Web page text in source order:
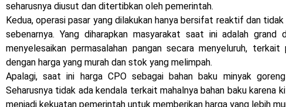
seharusnya diusut dan ditertibkan oleh pemerintah.
Kedua, operasi pasar yang dilakukan hanya bersifat reaktif dan
sebenarnya. Yang diharapkan masyarakat saat ini adalah grand
menyelesaikan permasalahan pangan secara menyeluruh,
dengan harga yang murah dan stok yang melimpah.
Apalagi, saat ini harga CPO sebagai bahan baku minyak
Seharusnya tidak ada kendala terkait mahalnya bahan baku karena
menjadi kekuatan pemerintah untuk memberikan harga yang lebih